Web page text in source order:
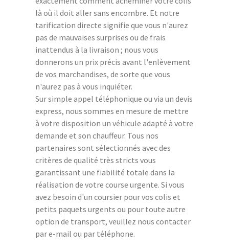
là où il doit aller sans encombre. Et notre
tarification directe signifie que vous n'aurez
pas de mauvaises surprises ou de frais
inattendus à la livraison ; nous vous
donnerons un prix précis avant l'enlèvement
de vos marchandises, de sorte que vous
n'aurez pas à vous inquiéter.
Sur simple appel téléphonique ou via un devis
express, nous sommes en mesure de mettre
à votre disposition un véhicule adapté à votre
demande et son chauffeur. Tous nos
partenaires sont sélectionnés avec des
critères de qualité très stricts vous
garantissant une fiabilité totale dans la
réalisation de votre course urgente. Si vous
avez besoin d'un coursier pour vos colis et
petits paquets urgents ou pour toute autre
option de transport, veuillez nous contacter
par e-mail ou par téléphone.